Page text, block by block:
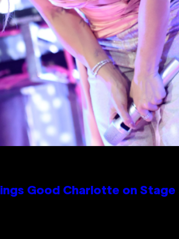
Good Charlotte on Stage